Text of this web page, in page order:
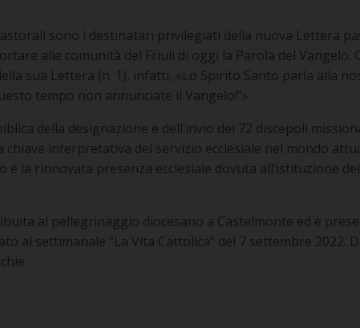
sono i destinatari privilegiati della nuova Lettera
alle comunità del Friuli di oggi la Parola del Vangelo.
sua Lettera (n. 1), infatti, «Lo Spirito Santo parla alla
tempo non annunciate il Vangelo!”».
della designazione e dell’invio dei 72 discepoli
chiave interpretativa del servizio ecclesiale nel mondo
è la rinnovata presenza ecclesiale dovuta all’istituzione
al pellegrinaggio diocesano a Castelmonte ed è
al settimanale “La Vita Cattolica” del 7 settembre 2022.